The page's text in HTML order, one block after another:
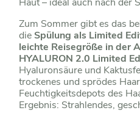
Zum Sommer gibt es das
die Spülung als Limited
leichte Reisegröße in der
HYALURON 2.0 Limited
Hyaluronsäure und
trockenes und sprödes
Feuchtigkeitsdepots des
Ergebnis: Strahlendes,